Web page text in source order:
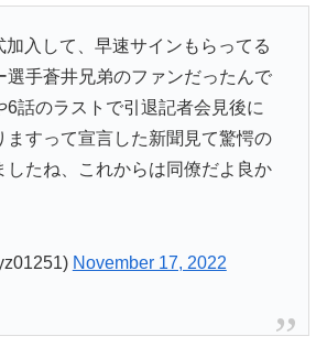
加入して、早速サインもらってる
手蒼井兄弟のファンだったんで
話のラストで引退記者会見後に
ますって宣言した新聞見て驚愕の
したね、これからは同僚だよ良か
November 17, 2022